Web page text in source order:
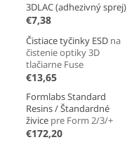
3DLAC (adhezivný sprej)
€7,38
Čistiace tyčinky ESD na
čistenie optiky 3D
tlačiarne Fuse
€13,65
Formlabs Standard
Resins / Štandardné
živice pre Form 2/3/+
€172,20